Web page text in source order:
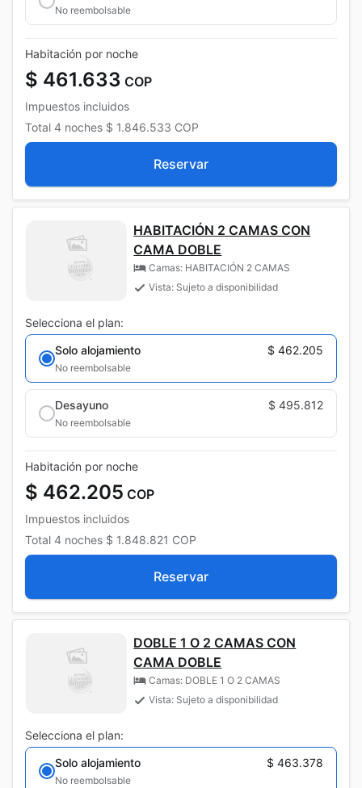
No reembolsable
Habitación por noche
$ 461.633 COP
Impuestos incluidos
Total 4 noches $ 1.846.533 COP
Reservar
HABITACIÓN 2 CAMAS CON
CAMA DOBLE
Camas: HABITACIÓN 2 CAMAS
Vista: Sujeto a disponibilidad
Selecciona el plan:
Solo alojamiento
$ 462.205
No reembolsable
Desayuno $ 495.812
No reembolsable
Habitación por noche
$ 462.205 COP
Impuestos incluidos
Total 4 noches $ 1.848.821 COP
Reservar
DOBLE 1 O 2 CAMAS CON
CAMA DOBLE
Camas: DOBLE 1 O 2 CAMAS
Vista: Sujeto a disponibilidad
Selecciona el plan:
Solo alojamiento
$ 463.378
No reembolsable